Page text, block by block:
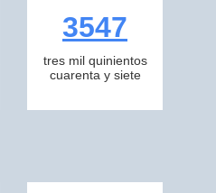
3547
tres mil quinientos
cuarenta y siete